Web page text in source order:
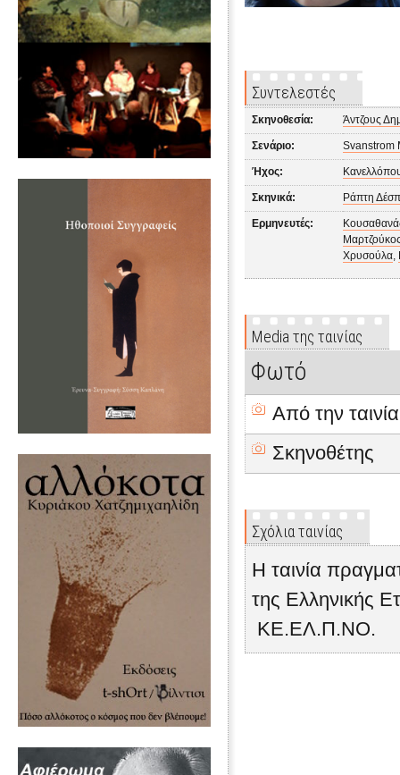
Συντελεστές
Σκηνοθεσία: Άντζους
Σενάριο: Svanstrom
Ήχος:
Σκηνικά: Ράπτη
Ερμηνευτές:
Χρυσούλα,
Media της ταινίας
Φωτό
Από την ταινία
Σκηνοθέτης
Σχόλια ταινίας
Η ταινία
της Ελληνικής
ΚΕ.ΕΛ.Π.ΝΟ.